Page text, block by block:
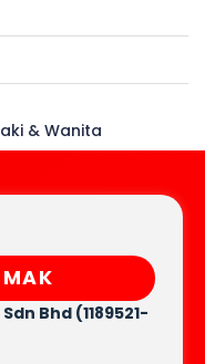
& Wanita
Sdn Bhd (1189521-